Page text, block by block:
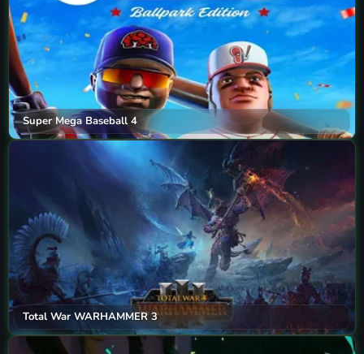
Super Mega Baseball 4
Total War WARHAMMER 3